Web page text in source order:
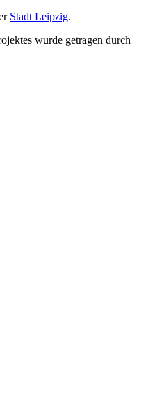
Stadt Leipzig.
wurde getragen durch